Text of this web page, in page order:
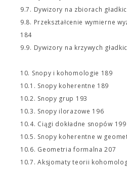
9.7. Dywizory na zbiorach
9.8. Przekształcenie wymierne
184
9.9. Dywizory na krzywych
10. Snopy i kohomologie 189
10.1. Snopy koherentne 189
10.2. Snopy grup 193
10.3. Snopy ilorazowe 196
10.4. Ciągi dokładne snopów 199
10.5. Snopy koherentne w
10.6. Geometria formalna 207
10.7. Aksjomaty teorii